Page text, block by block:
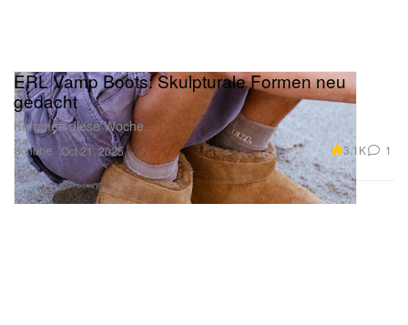
Schuhe
ERL Vamp Boots: Skulpturale Formen neu
gedacht
Kommen diese Woche.
Oct 21, 2025 3.1K 1